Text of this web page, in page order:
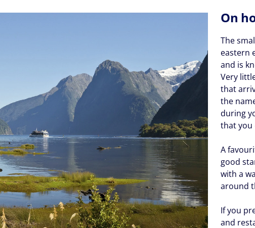
On
The
eastern
and is
Very
that
the
during
that you
A
good
with a
around
If you
and